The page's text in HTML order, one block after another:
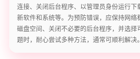
连接、关闭后台程序、以管理员身份运行下
新软件和系统等。为预防错误，应保持网络
磁盘空间、关闭不必要的后台程序，并选择
题时，耐心尝试多种方法，通常可顺利解决。